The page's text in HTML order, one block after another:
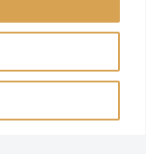
hello@nae-beauty.be